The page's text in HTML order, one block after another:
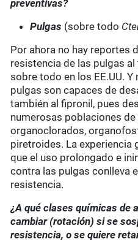
preventivas?
Pulgas (sobre todo
Por ahora no hay reportes
resistencia de las pulgas
sobre todo en los EE.UU. Y
pulgas son capaces de
también al fipronil, pues
numerosas poblaciones
organoclorados,
piretroides. La experiencia
que el uso prolongado e
contra las pulgas conlleva
resistencia.
¿A qué clases químicas de
cambiar (rotación) si se
resistencia, o se quiere